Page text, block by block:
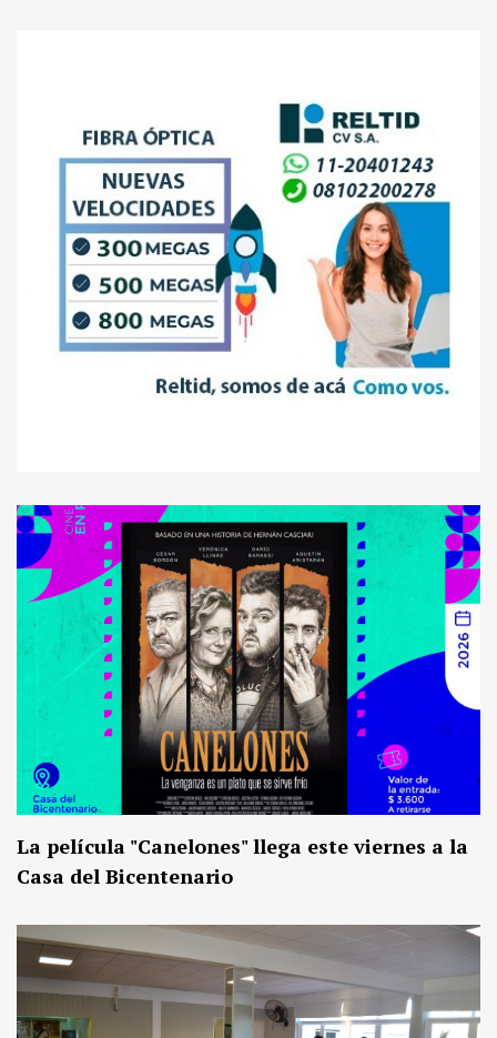
La película "Canelones" llega este viernes a la
Casa del Bicentenario